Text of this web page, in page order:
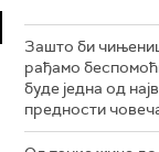
Зашто би
рађамо
буде једна од
предности